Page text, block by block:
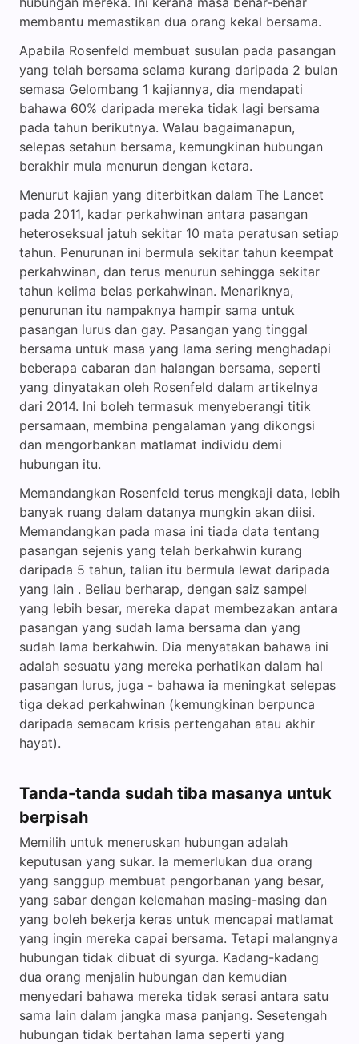
membantu memastikan dua orang kekal bersama.
Apabila Rosenfeld membuat susulan pada pasangan
yang telah bersama selama kurang daripada 2 bulan
semasa Gelombang 1 kajiannya, dia mendapati
bahawa 60% daripada mereka tidak lagi bersama
pada tahun berikutnya. Walau bagaimanapun,
selepas setahun bersama, kemungkinan hubungan
berakhir mula menurun dengan ketara.
Menurut kajian yang diterbitkan dalam The Lancet
pada 2011, kadar perkahwinan antara pasangan
heteroseksual jatuh sekitar 10 mata peratusan setiap
tahun. Penurunan ini bermula sekitar tahun keempat
perkahwinan, dan terus menurun sehingga sekitar
tahun kelima belas perkahwinan. Menariknya,
penurunan itu nampaknya hampir sama untuk
pasangan lurus dan gay. Pasangan yang tinggal
bersama untuk masa yang lama sering menghadapi
beberapa cabaran dan halangan bersama, seperti
yang dinyatakan oleh Rosenfeld dalam artikelnya
dari 2014. Ini boleh termasuk menyeberangi titik
persamaan, membina pengalaman yang dikongsi
dan mengorbankan matlamat individu demi
hubungan itu.
Memandangkan Rosenfeld terus mengkaji data, lebih
banyak ruang dalam datanya mungkin akan diisi.
Memandangkan pada masa ini tiada data tentang
pasangan sejenis yang telah berkahwin kurang
daripada 5 tahun, talian itu bermula lewat daripada
yang lain . Beliau berharap, dengan saiz sampel
yang lebih besar, mereka dapat membezakan antara
pasangan yang sudah lama bersama dan yang
sudah lama berkahwin. Dia menyatakan bahawa ini
adalah sesuatu yang mereka perhatikan dalam hal
pasangan lurus, juga - bahawa ia meningkat selepas
tiga dekad perkahwinan (kemungkinan berpunca
daripada semacam krisis pertengahan atau akhir
hayat).
Tanda-tanda sudah tiba masanya untuk
berpisah
Memilih untuk meneruskan hubungan adalah
keputusan yang sukar. Ia memerlukan dua orang
yang sanggup membuat pengorbanan yang besar,
yang sabar dengan kelemahan masing-masing dan
yang boleh bekerja keras untuk mencapai matlamat
yang ingin mereka capai bersama. Tetapi malangnya
hubungan tidak dibuat di syurga. Kadang-kadang
dua orang menjalin hubungan dan kemudian
menyedari bahawa mereka tidak serasi antara satu
sama lain dalam jangka masa panjang. Sesetengah
hubungan tidak bertahan lama seperti yang